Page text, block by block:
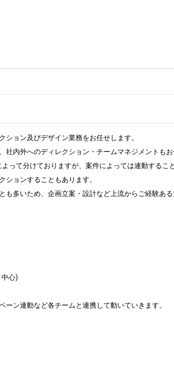
ョン及びデザイン業務をお任せします。
内外へのディレクション・チームマネジメントもお
って分けておりますが、案件によっては連動するこ
ションすることもあります。
も多いため、企画立案・設計など上流からご経験あ
心)
ン連動など各チームと連携して動いていきます。